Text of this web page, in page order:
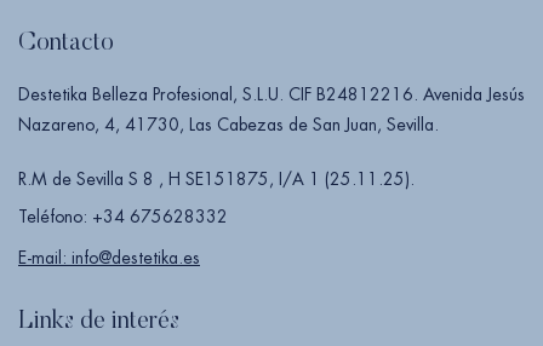
Contacto
Destetika Belleza Profesional, S.L.U. CIF B24812216. Avenida Jesús
Nazareno, 4, 41730, Las Cabezas de San Juan, Sevilla.
R.M de Sevilla S 8 , H SE151875, I/A 1 (25.11.25).
Teléfono: +34 675628332
E-mail: info@destetika.es
Links de interés